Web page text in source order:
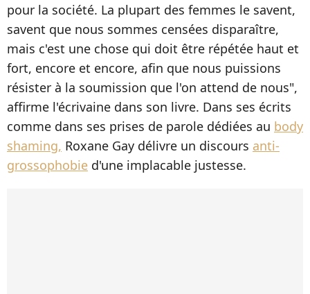
pour la société. La plupart des femmes le savent,
savent que nous sommes censées disparaître,
mais c'est une chose qui doit être répétée haut et
fort, encore et encore, afin que nous puissions
résister à la soumission que l'on attend de nous",
affirme l'écrivaine dans son livre. Dans ses écrits
comme dans ses prises de parole dédiées au body
shaming, Roxane Gay délivre un discours anti-
grossophobie d'une implacable justesse.